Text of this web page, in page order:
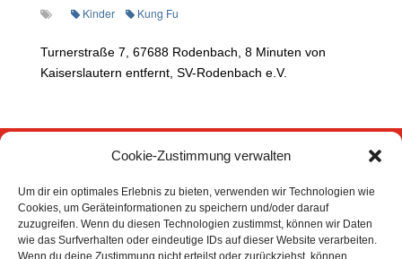
Cookie-Zustimmung verwalten
Um dir ein optimales Erlebnis zu bieten, verwenden wir Technologien wie
Cookies, um Geräteinformationen zu speichern und/oder darauf
zuzugreifen. Wenn du diesen Technologien zustimmst, können wir Daten
wie das Surfverhalten oder eindeutige IDs auf dieser Website verarbeiten.
Wenn du deine Zustimmung nicht erteilst oder zurückziehst, können
Kinder Kung Fu
Turnerstraße 7, 67688 Rodenbach, 8 Minuten von
Kaiserslautern entfernt, SV-Rodenbach e.V.